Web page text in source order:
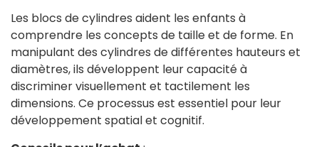
Les blocs de cylindres aident les enfants à
comprendre les concepts de taille et de forme. En
manipulant des cylindres de différentes hauteurs et
diamètres, ils développent leur capacité à
discriminer visuellement et tactilement les
dimensions. Ce processus est essentiel pour leur
développement spatial et cognitif.